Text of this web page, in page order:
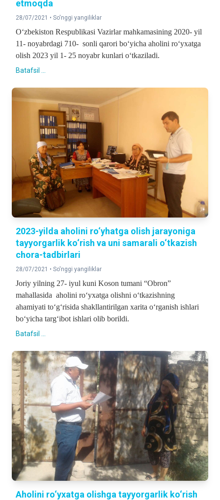
etmoqda
28/07/2021 • So'nggi yangiliklar
O‘zbekiston Respublikasi Vazirlar mahkamasining 2020- yil
11- noyabrdagi 710- sonli qarori bo‘yicha aholini ro‘yxatga
olish 2023 yil 1- 25 noyabr kunlari o‘tkaziladi.
Batafsil ...
2023-yilda aholini ro‘yhatga olish jarayoniga
tayyorgarlik ko‘rish va uni samarali o‘tkazish
chora-tadbirlari
28/07/2021 • So'nggi yangiliklar
Joriy yilning 27- iyul kuni Koson tumani “Obron”
mahallasida aholini ro‘yxatga olishni o‘tkazishning
ahamiyati to‘g‘risida shakllantirilgan xarita o‘rganish ishlari
bo‘yicha targ‘ibot ishlari olib borildi.
Batafsil ...
Aholini ro‘yxatga olishga tayyorgarlik ko‘rish